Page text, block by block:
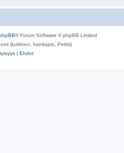
® Forum Software © phpBB Limited
(lurttinen, harritapio, Pettis)
| Ehdot